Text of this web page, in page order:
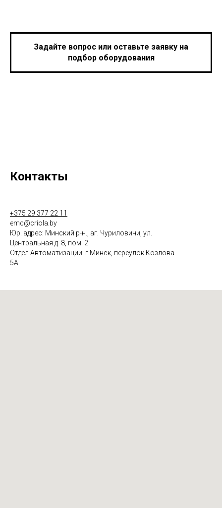
Задайте вопрос или оставьте заявку на
подбор оборудования
Контакты
+375 29 377 22 11
emc@criola.by
Юр. адрес: Минский р-н., аг. Чуриловичи, ул.
Центральная д. 8, пом. 2
Отдел Автоматизации: г.Минск, переулок Козлова
5А